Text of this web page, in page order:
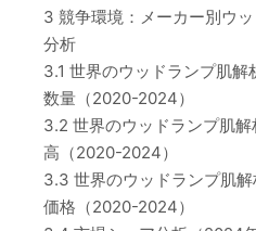
3 競争環境：メーカー別ウ
分析
3.1 世界のウッドランプ肌
数量（2020-2024）
3.2 世界のウッドランプ肌
高（2020-2024）
3.3 世界のウッドランプ肌
価格（2020-2024）